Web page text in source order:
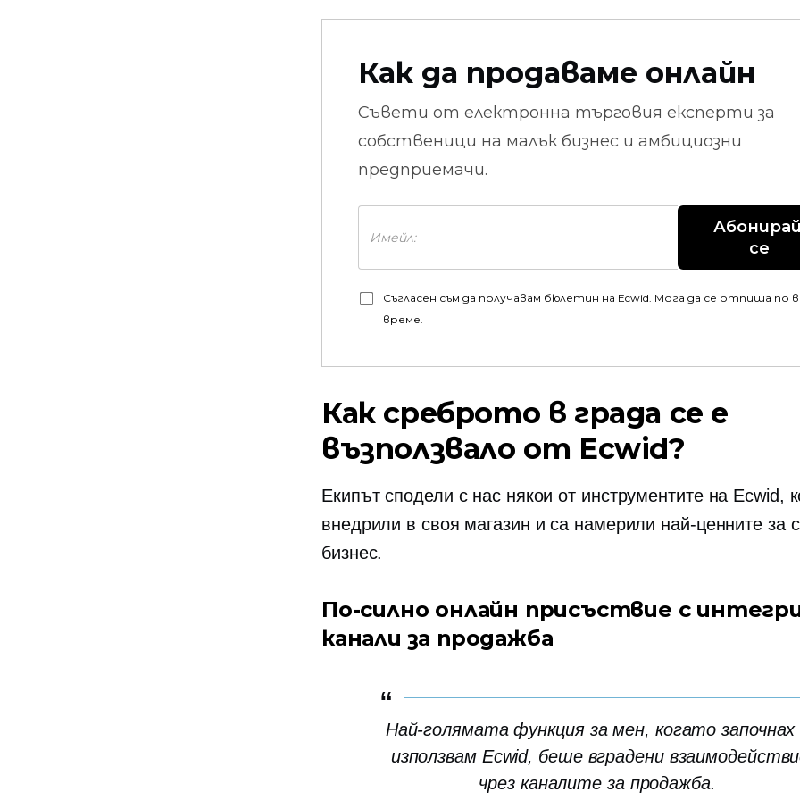
Как да продаваме онлайн
Съвети от електронна търговия експерти за
собственици на малък бизнес и амбициозни
предприемачи.
Абонирай
се
Съгласен съм да получавам бюлетин на Ecwid. Мога да се отпиша по
време.
Как среброто в града се е
възползвало от Ecwid?
Екипът сподели с нас някои от инструментите на Ecwid,
внедрили в своя магазин и са намерили най-ценните за
бизнес.
По-силно онлайн присъствие с
канали за продажба
Най-голямата функция за мен, когато започнах
използвам Ecwid, беше вградени
чрез каналите за продажба.